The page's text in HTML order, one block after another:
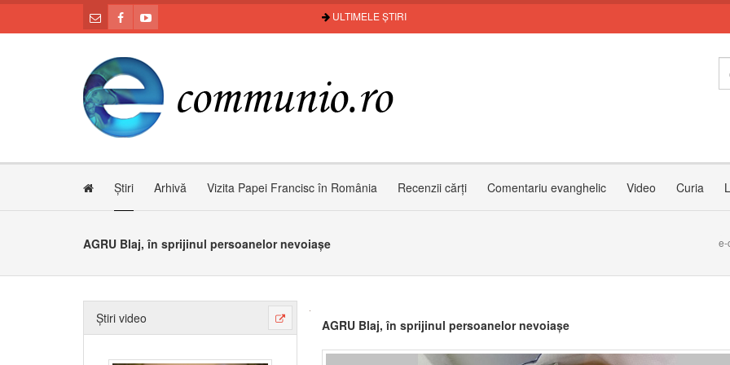
ULTIMELE ȘTIRI
Știri Arhivă Vizita Papei Francisc în România Recenzii cărți Comentariu evanghelic Video Curia
AGRU Blaj, în sprijinul persoanelor nevoiașe e-
Știri video AGRU Blaj, în sprijinul persoanelor nevoiașe